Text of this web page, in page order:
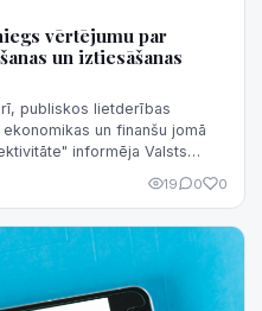
vērtējumu par
un iztiesāšanas
publiskos lietderības
un finanšu jomā
Valsts
19 0 0